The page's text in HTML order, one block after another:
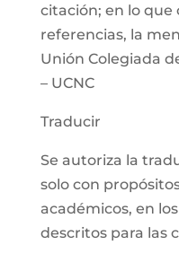
citación; en lo que
referencias, la
Unión Colegiada
– UCNC
Traducir
Se autoriza la
solo con
académicos, en
descritos para las